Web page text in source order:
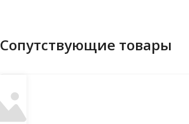
Сопутствующие товары